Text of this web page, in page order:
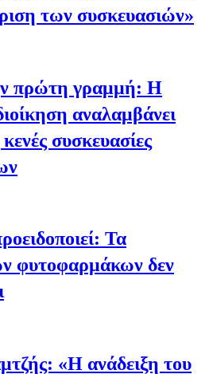
των συσκευασιών»
πρώτη γραμμή: Η
αναλαμβάνει
συσκευασίες
Τα
φυτοφαρμάκων δεν
«Η ανάδειξη του